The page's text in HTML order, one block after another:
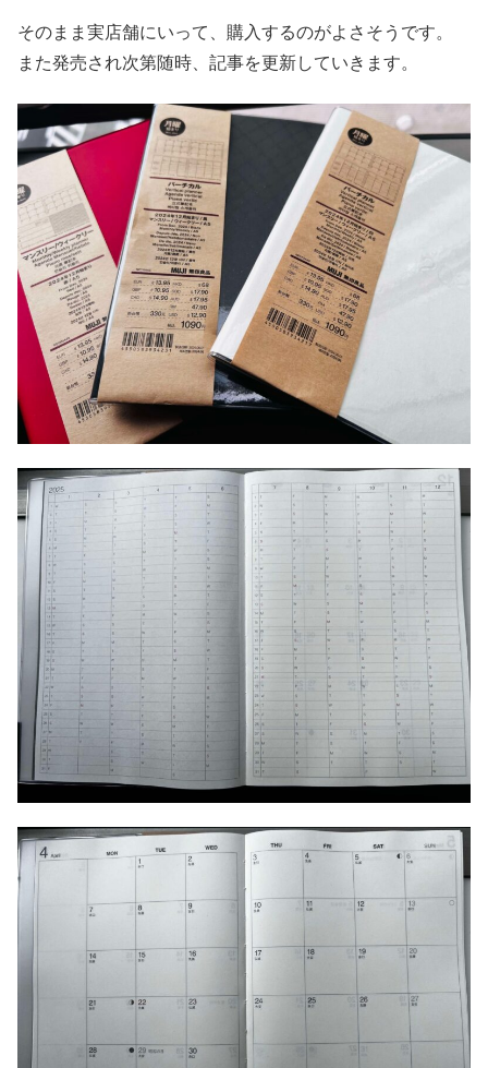
そのまま実店舗にいって、購入するのがよさそうです。
また発売され次第随時、記事を更新していきます。